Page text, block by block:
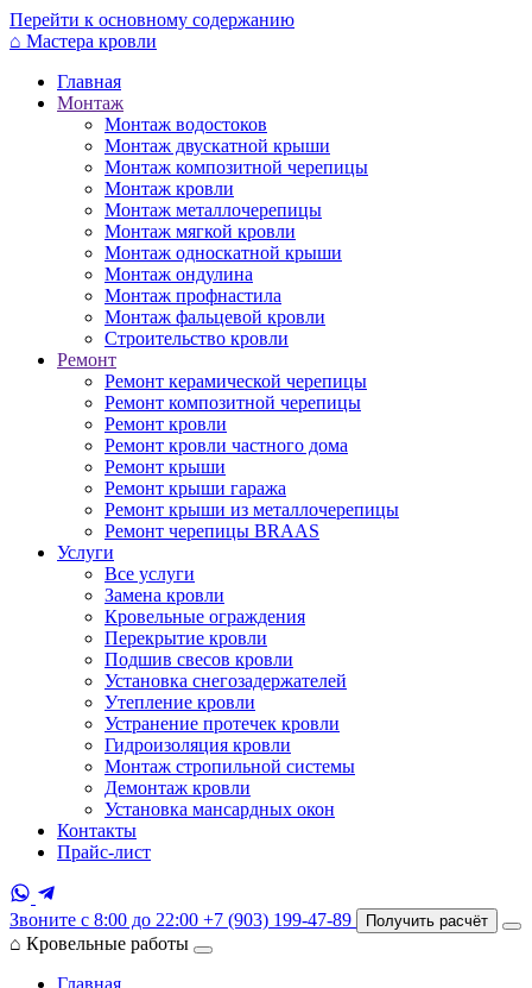
Перейти к основному содержанию
⌂ Мастера кровли
Главная
Монтаж
Монтаж водостоков
Монтаж двускатной крыши
Монтаж композитной черепицы
Монтаж кровли
Монтаж металлочерепицы
Монтаж мягкой кровли
Монтаж односкатной крыши
Монтаж ондулина
Монтаж профнастила
Монтаж фальцевой кровли
Строительство кровли
Ремонт
Ремонт керамической черепицы
Ремонт композитной черепицы
Ремонт кровли
Ремонт кровли частного дома
Ремонт крыши
Ремонт крыши гаража
Ремонт крыши из металлочерепицы
Ремонт черепицы BRAAS
Услуги
Все услуги
Замена кровли
Кровельные ограждения
Перекрытие кровли
Подшив свесов кровли
Установка снегозадержателей
Утепление кровли
Устранение протечек кровли
Гидроизоляция кровли
Монтаж стропильной системы
Демонтаж кровли
Установка мансардных окон
Контакты
Прайс-лист
Звоните с 8:00 до 22:00 +7 (903) 199-47-89 Получить расчёт
⌂ Кровельные работы
Главная